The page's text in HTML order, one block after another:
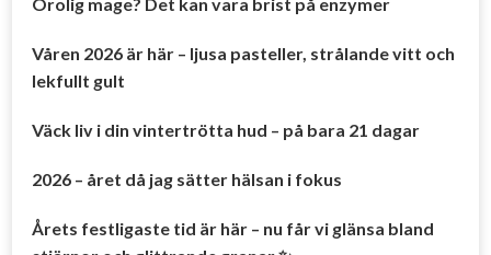
Våren 2026 är här – ljusa pasteller, strålande vitt och
lekfullt gult
Väck liv i din vintertrötta hud – på bara 21 dagar
2026 – året då jag sätter hälsan i fokus
Årets festligaste tid är här – nu får vi glänsa bland